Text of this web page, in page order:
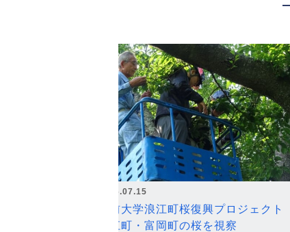
2026.07.15
弘前大学浪江町桜復興プロジェクト
浪江町・富岡町の桜を視察